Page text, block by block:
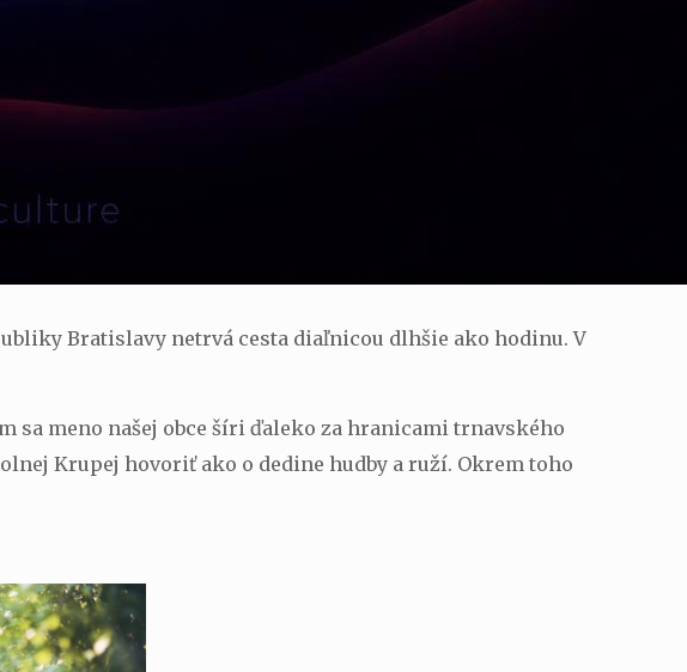
Bratislavy netrvá cesta diaľnicou dlhšie ako hodinu. V
meno našej obce šíri ďaleko za hranicami trnavského
Krupej hovoriť ako o dedine hudby a ruží. Okrem toho